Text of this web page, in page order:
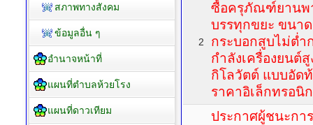
2
ซื้อครุภัณฑ์ยานพ
บรรทุกขยะ ขนา
กระบอกสูบไม่ต่ำ
กำลังเครื่องยนต์
กิโลวัตต์ แบบอัด
ราคาอิเล็กทรอนิ
ประกาศผู้ชนะกา
สภาพทางสังคม
ข้อมูลอื่น ๆ
อำนาจหน้าที่
แผนที่ตำบลห้วยโรง
แผนที่ดาวเทียม